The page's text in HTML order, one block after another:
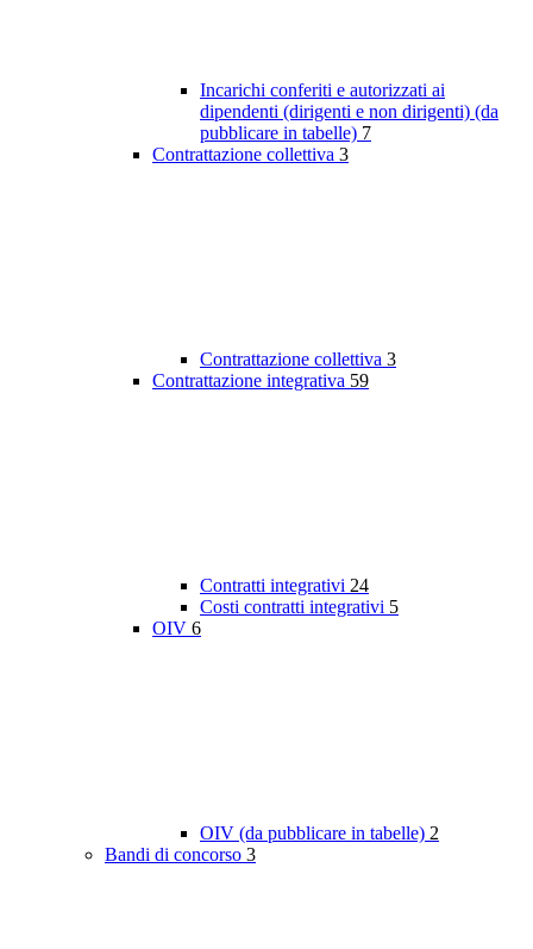
Incarichi conferiti e autorizzati ai
dipendenti (dirigenti e non dirigenti) (da
pubblicare in tabelle) 7
Contrattazione collettiva 3
Contrattazione collettiva 3
Contrattazione integrativa 59
Contratti integrativi 24
Costi contratti integrativi 5
OIV 6
OIV (da pubblicare in tabelle) 2
Bandi di concorso 3